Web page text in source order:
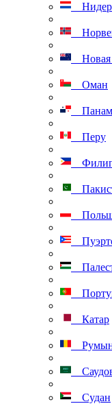
Новая
Оман
Перу
Катар
Судан